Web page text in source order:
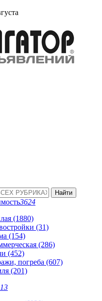
3624
(1880)
(31)
(154)
(286)
(452)
погреба (607)
(201)